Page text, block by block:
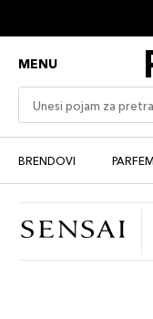
MENU
BRENDOVI